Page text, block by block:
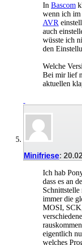
In Bascom
wenn ich im
AVR
auch
wüsste ich
den
Welche
Bei mir lief
aktuellen
Minifriese:
Ich hab
dass es an
Schnittstelle
immer die
MOSI,
eigentlich
welches